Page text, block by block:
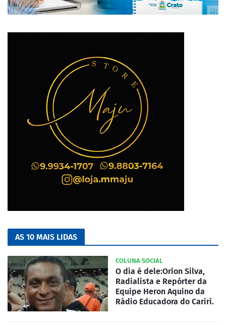
AS 10 MAIS LIDAS
COLUNA SOCIAL
O dia é dele:Orion Silva,
Radialista e Repórter da
Equipe Heron Aquino da
Rádio Educadora do Cariri.